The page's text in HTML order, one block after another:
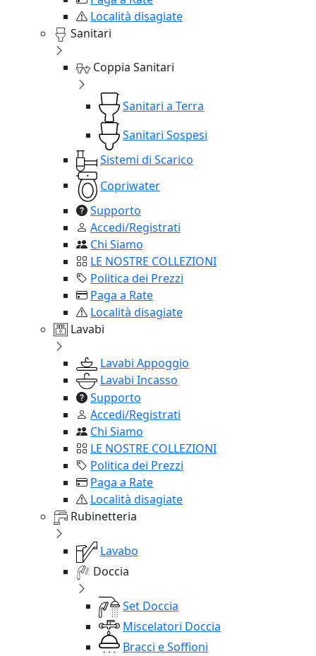
Località disagiate
Sanitari
Coppia Sanitari
Sanitari a Terra
Sanitari Sospesi
Sistemi di Scarico
Copriwater
Supporto
Accedi/Registrati
Chi Siamo
LE NOSTRE COLLEZIONI
Politica dei Prezzi
Paga a Rate
Località disagiate
Lavabi
Lavabi Appoggio
Lavabi Incasso
Supporto
Accedi/Registrati
Chi Siamo
LE NOSTRE COLLEZIONI
Politica dei Prezzi
Paga a Rate
Località disagiate
Rubinetteria
Lavabo
Doccia
Set Doccia
Miscelatori Doccia
Bracci e Soffioni